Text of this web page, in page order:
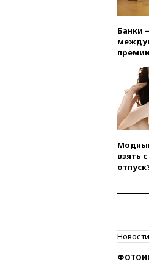
Банки
премии
взять